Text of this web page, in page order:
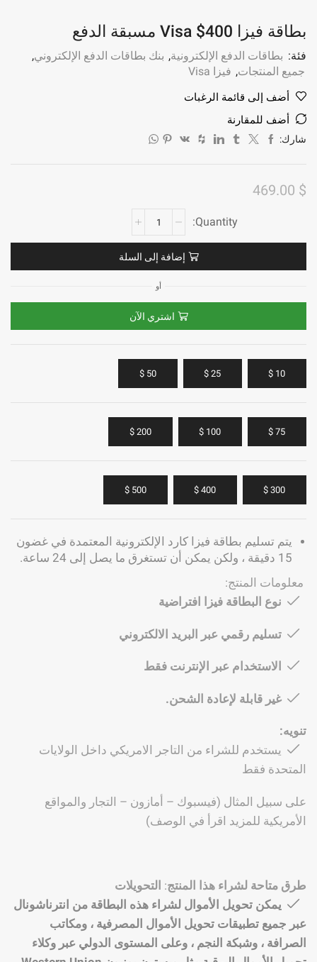
بطاقة فيزا 400$ Visa مسبقة الدفع
فئة: بطاقات الدفع الإلكترونية, بنك بطاقات الدفع الإلكتروني,
جميع المنتجات, فيزا Visa
أضف إلى قائمة الرغبات
أضف للمقارنة
شارك:
469.00 $
إضافة إلى السلة
أو
اشتري الآن
10 $
25 $
50 $
75 $
100 $
200 $
300 $
400 $
500 $
يتم تسليم بطاقة فيزا كارد الإلكترونية المعتمدة في غضون
15 دقيقة ، ولكن يمكن أن تستغرق ما يصل إلى 24 ساعة.
معلومات المنتج:
نوع البطاقة فيزا افتراضية
تسليم رقمي عبر البريد الالكتروني
الاستخدام عبر الإنترنت فقط
غير قابلة لإعادة الشحن.
تنويه:
يستخدم للشراء من التاجر الامريكي داخل الولايات
المتحدة فقط
على سبيل المثال (فيسبوك – أمازون – التجار والمواقع
الأمريكية للمزيد اقرأ في الوصف)
طرق متاحة لشراء هذا المنتج: التحويلات
يمكن تحويل الأموال لشراء هذه البطاقة من انترناشونال
عبر جميع تطبيقات تحويل الأموال المصرفية ، ومكاتب
الصرافة ، وشبكة النجم ، وعلى المستوى الدولي عبر وكلاء